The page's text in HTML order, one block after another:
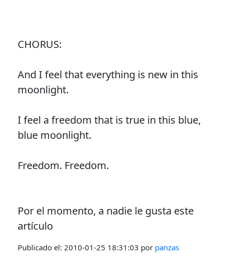
CHORUS:
And I feel that everything is new in this
moonlight.
I feel a freedom that is true in this blue,
blue moonlight.
Freedom. Freedom.
Por el momento, a nadie le gusta este
artículo
Publicado el: 2010-01-25 18:31:03 por panzas